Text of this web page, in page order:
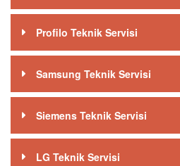
Profilo Teknik Servisi
Samsung Teknik Servisi
Siemens Teknik Servisi
LG Teknik Servisi